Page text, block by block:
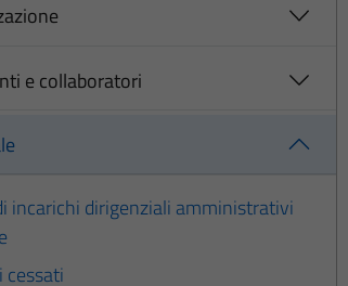
e collaboratori
incarichi dirigenziali amministrativi
cessati